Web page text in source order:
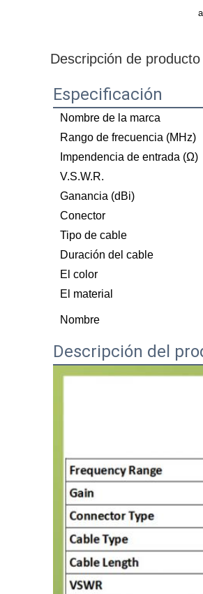
Descripción de producto
Especificación
Nombre de la marca
Rango de frecuencia (MHz)
Impendencia de entrada (Ω)
V.S.W.R.
Ganancia (dBi)
Conector
Tipo de cable
Duración del cable
El color
El material
Nombre
Descripción del